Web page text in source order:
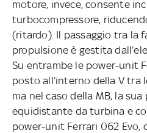
motore, invece, consente
turbocompressore,
(ritardo). Il passaggio tra la
propulsione è gestita
Su entrambe le power-unit
posto all’interno della V tra
ma nel caso della MB, la
equidistante da turbina e
power-unit Ferrari 062 Evo,